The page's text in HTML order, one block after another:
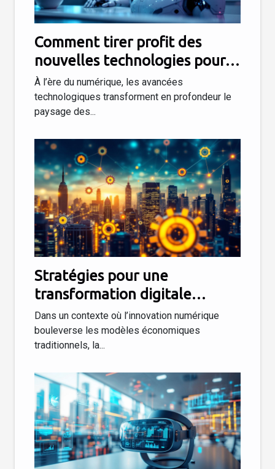
Comment tirer profit des
nouvelles technologies pour
dynamiser votre entreprise ?
À l’ère du numérique, les avancées
technologiques transforment en profondeur le
paysage des...
Stratégies pour une
transformation digitale
réussie en entreprise
Dans un contexte où l’innovation numérique
bouleverse les modèles économiques
traditionnels, la...